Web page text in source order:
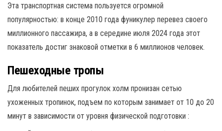
Эта транспортная система пользуется огромной
популярностью: в конце 2010 года фуникулер перевез своего
миллионного пассажира, а в середине июля 2024 года этот
показатель достиг знаковой отметки в 6 миллионов человек.
Пешеходные тропы
Для любителей пеших прогулок холм пронизан сетью
ухоженных тропинок, подъем по которым занимает от 10 до 20
минут в зависимости от уровня физической подготовки :